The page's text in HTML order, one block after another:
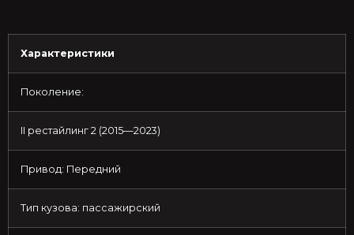
Характеристики
Поколение:
II рестайлинг 2 (2015—2023)
Привод: Передний
Тип кузова: пассажирский